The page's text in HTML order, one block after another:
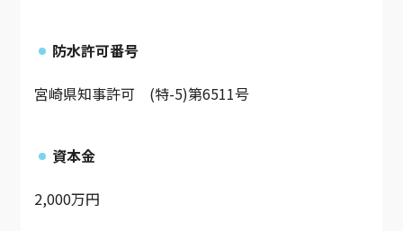
防水許可番号
宮崎県知事許可 (特-5)第6511号
資本金
2,000万円